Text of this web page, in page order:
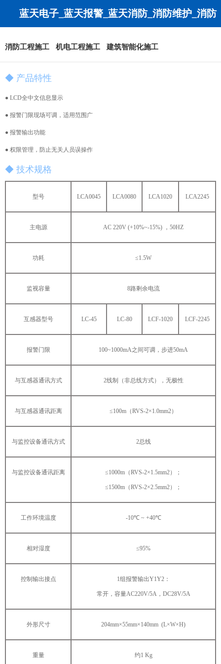
蓝天电子_蓝天报警_蓝天消防_消防维护_消防
工程_消防改造-无锡蓝天安全技术有限公司
消防工程施工 机电工程施工 建筑智能化施工
◆ 产品特性
● LCD全中文信息显示
● 报警门限现场可调，适用范围广
● 报警输出功能
● 权限管理，防止无关人员误操作
◆ 技术规格
型号 LCA0045 LCA0080 LCA1020 LCA2245
主电源 AC 220V (+10%~-15%) ，50HZ
功耗 ≤1.5W
监视容量 8路剩余电流
互感器型号 LC-45 LC-80 LCF-1020 LCF-2245
报警门限 100~1000mA之间可调，步进50mA
与互感器通讯方式 2线制（非总线方式），无极性
与互感器通讯距离 ≤100m（RVS-2×1.0mm2）
与监控设备通讯方式 2总线
与监控设备通讯距离 ≤1000m（RVS-2×1.5mm2）；
≤1500m（RVS-2×2.5mm2）；
工作环境温度 -10℃ ~ +40℃
相对湿度 ≤95%
控制输出接点 1组报警输出Y1Y2：
常开，容量AC220V/5A，DC28V/5A
外形尺寸 204mm×55mm×140mm (L×W×H)
重量 约1 Kg